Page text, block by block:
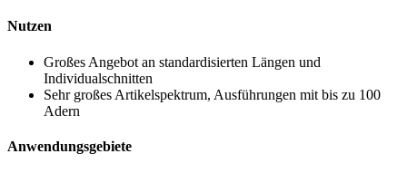
Nutzen
Großes Angebot an standardisierten Längen und
Individualschnitten
Sehr großes Artikelspektrum, Ausführungen mit bis zu 100
Adern
Anwendungsgebiete